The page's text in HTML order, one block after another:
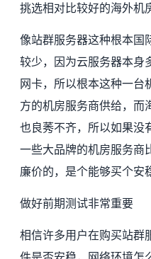
挑选相对比较好的海外机
像站群服务器这种根本国
较少，因为云服务器本身
网卡，所以根本这种一
方的机房服务商供给，而
也良莠不齐，所以如果没
一些大品牌的机房服务商
廉价的，是个能够买个安
做好前期测试非常重要
相信许多用户在购买站群